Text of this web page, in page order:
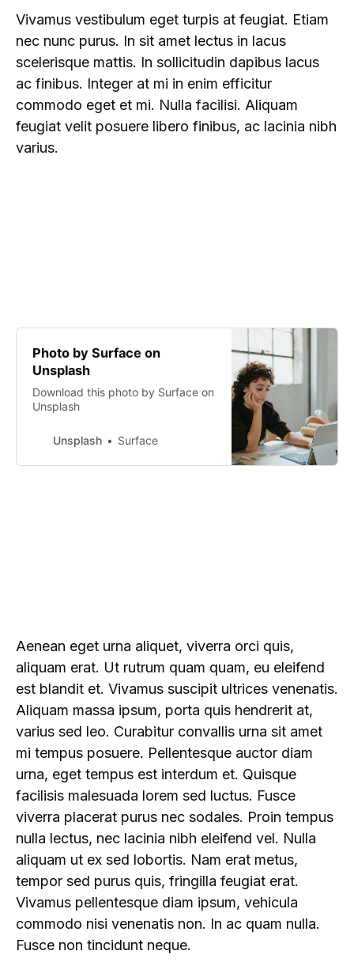
Vivamus vestibulum eget turpis at feugiat. Etiam
nec nunc purus. In sit amet lectus in lacus
scelerisque mattis. In sollicitudin dapibus lacus
ac finibus. Integer at mi in enim efficitur
commodo eget et mi. Nulla facilisi. Aliquam
feugiat velit posuere libero finibus, ac lacinia nibh
varius.
Photo by Surface on
Unsplash
Download this photo by Surface on
Unsplash
Unsplash Surface
Aenean eget urna aliquet, viverra orci quis,
aliquam erat. Ut rutrum quam quam, eu eleifend
est blandit et. Vivamus suscipit ultrices venenatis.
Aliquam massa ipsum, porta quis hendrerit at,
varius sed leo. Curabitur convallis urna sit amet
mi tempus posuere. Pellentesque auctor diam
urna, eget tempus est interdum et. Quisque
facilisis malesuada lorem sed luctus. Fusce
viverra placerat purus nec sodales. Proin tempus
nulla lectus, nec lacinia nibh eleifend vel. Nulla
aliquam ut ex sed lobortis. Nam erat metus,
tempor sed purus quis, fringilla feugiat erat.
Vivamus pellentesque diam ipsum, vehicula
commodo nisi venenatis non. In ac quam nulla.
Fusce non tincidunt neque.